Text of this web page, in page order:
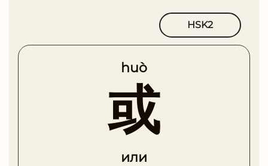
HSK2
huò
或
или